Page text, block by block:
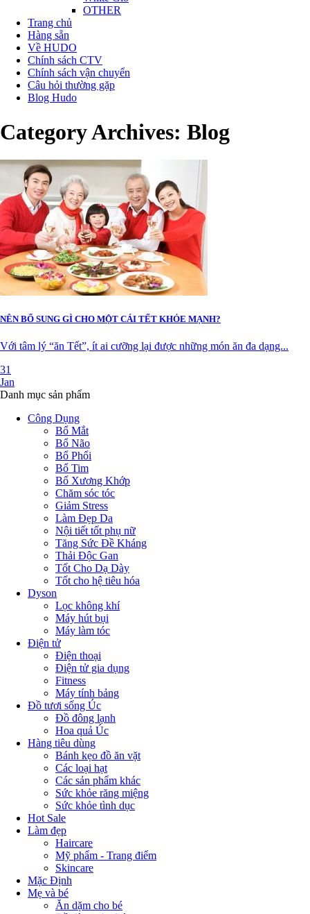
OTHER
Trang chủ
Hàng sẵn
Về HUDO
Chính sách CTV
Chính sách vận chuyển
Câu hỏi thường gặp
Blog Hudo
Category Archives: Blog
NÊN BỔ SUNG GÌ CHO MỘT CÁI TẾT KHỎE MẠNH?
Với tâm lý “ăn Tết”, ít ai cưỡng lại được những món ăn đa dạng...
31
Jan
Danh mục sản phẩm
Công Dụng
Bổ Mắt
Bổ Não
Bổ Phổi
Bổ Tim
Bổ Xương Khớp
Chăm sóc tóc
Giảm Stress
Làm Đẹp Da
Nội tiết tốt phụ nữ
Tăng Sức Đề Kháng
Thải Độc Gan
Tốt Cho Dạ Dày
Tốt cho hệ tiêu hóa
Dyson
Lọc không khí
Máy hút bụi
Máy làm tóc
Điện tử
Điện thoại
Điện tử gia dụng
Fitness
Máy tính bảng
Đồ tươi sống Úc
Đồ đông lạnh
Hoa quả Úc
Hàng tiêu dùng
Bánh kẹo đồ ăn vặt
Các loại hạt
Các sản phẩm khác
Sức khỏe răng miệng
Sức khỏe tình dục
Hot Sale
Làm đẹp
Haircare
Mỹ phẩm - Trang điểm
Skincare
Mặc Định
Mẹ và bé
Ăn dặm cho bé